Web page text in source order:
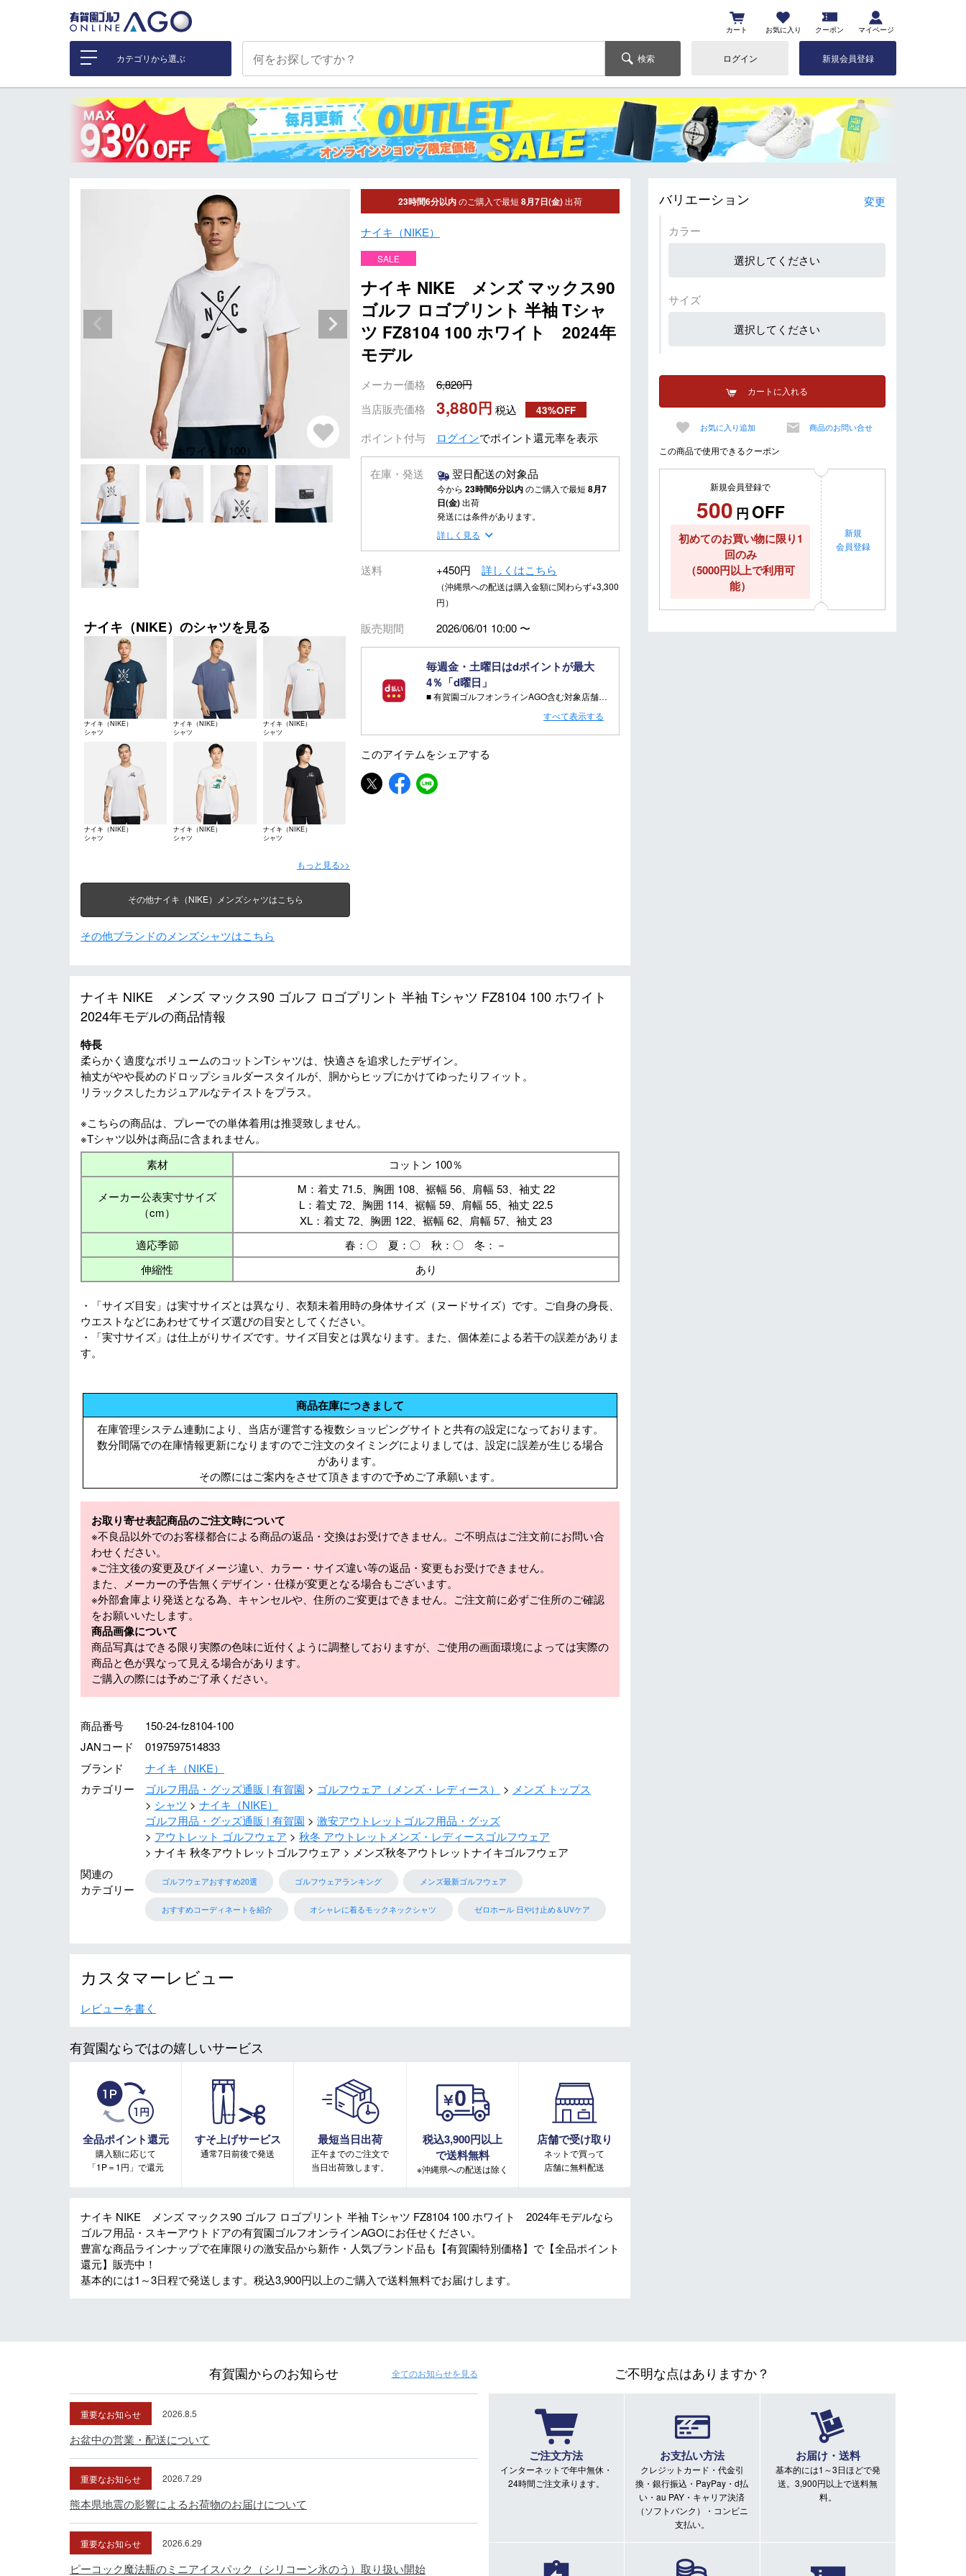
カート お気に入り クーポン マイページ
カテゴリから選ぶ 検索 ログイン 新規会員登録
ホワイト（100）
ナイキ（NIKE）のシャツを見る
ナイキ（NIKE）
シャツ
ナイキ（NIKE）
シャツ
ナイキ（NIKE）
シャツ
ナイキ（NIKE）
シャツ
ナイキ（NIKE）
シャツ
ナイキ（NIKE）
シャツ
もっと見る>>
その他ナイキ（NIKE）メンズシャツはこちら
その他ブランドのメンズシャツはこちら
23時間6分以内のご購入で最短 8月7日(金)出荷
ナイキ（NIKE）
SALE
ナイキ NIKE メンズ マックス90
ゴルフ ロゴプリント 半袖 Tシャ
ツ FZ8104 100 ホワイト 2024年
モデル
メーカー価格
6,820
当店販売価格
3,880 税込 43%OFF
ポイント付与 ログインでポイント還元率を表示
在庫・発送 翌日配送の対象品
今から 23時間6分以内のご購入で最短 8月7
日(金)出荷
発送には条件があります。
詳しく見る
送料 +450円 詳しくはこちら
（沖縄県への配送は購入金額に関わらず+3,300
円）
販売期間 2026/06/01 10:00 〜
毎週金・土曜日はdポイントが最大
4％「d曜日」
■ 有賀園ゴルフオンラインAGO含む対象店舗で金・土曜日にd支払いをすると
■ キャンペーン期間：毎週 金・土曜日 AM 0:00 - PM 23:59
注意事項：
・有賀園ゴルフ実店舗での開催はございません。
すべて表示する
このアイテムをシェアする
ナイキ NIKE メンズ マックス90 ゴルフ ロゴプリント 半袖 Tシャツ FZ8104 100 ホワイト
2024年モデルの商品情報
特長
柔らかく適度なボリュームのコットンTシャツは、快適さを追求したデザイン。
袖丈がやや長めのドロップショルダースタイルが、胴からヒップにかけてゆったりフィット。
リラックスしたカジュアルなテイストをプラス。
※こちらの商品は、プレーでの単体着用は推奨致しません。
※Tシャツ以外は商品に含まれません。
素材
コットン 100％
メーカー公表実寸サイズ
（cm）
M：着丈 71.5、胸囲 108、裾幅 56、肩幅 53、袖丈 22
L：着丈 72、胸囲 114、裾幅 59、肩幅 55、袖丈 22.5
XL：着丈 72、胸囲 122、裾幅 62、肩幅 57、袖丈 23
適応季節
春：〇 夏：〇 秋：〇 冬：－
伸縮性
あり
・「サイズ目安」は実寸サイズとは異なり、衣類未着用時の身体サイズ（ヌードサイズ）です。ご自身の身長、
ウエストなどにあわせてサイズ選びの目安としてください。
・「実寸サイズ」は仕上がりサイズです。サイズ目安とは異なります。また、個体差による若干の誤差がありま
す。
商品在庫につきまして
在庫管理システム連動により、当店が運営する複数ショッピングサイトと共有の設定になっております。
数分間隔での在庫情報更新になりますのでご注文のタイミングによりましては、設定に誤差が生じる場合
があります。
その際にはご案内をさせて頂きますので予めご了承願います。
お取り寄せ表記商品のご注文時について
※不良品以外でのお客様都合による商品の返品・交換はお受けできません。ご不明点はご注文前にお問い合
わせください。
※ご注文後の変更及びイメージ違い、カラー・サイズ違い等の返品・変更もお受けできません。
また、メーカーの予告無くデザイン・仕様が変更となる場合もございます。
※外部倉庫より発送となる為、キャンセルや、住所のご変更はできません。ご注文前に必ずご住所のご確認
をお願いいたします。
商品画像について
商品写真はできる限り実際の色味に近付くように調整しておりますが、ご使用の画面環境によっては実際の
商品と色が異なって見える場合があります。
ご購入の際には予めご了承ください。
商品番号
150-24-fz8104-100
JANコード
0197597514833
ブランド
ナイキ（NIKE）
カテゴリー
ゴルフ用品・グッズ通販 | 有賀園 ゴルフウェア（メンズ・レディース）
メンズ トップス
シャツ
ナイキ（NIKE）
ゴルフ用品・グッズ通販 | 有賀園
激安アウトレットゴルフ用品・グッズ
アウトレット ゴルフウェア
秋冬 アウトレットメンズ・レディースゴルフウェア
ナイキ 秋冬アウトレットゴルフウェア
メンズ秋冬アウトレットナイキゴルフウェア
関連の
カテゴリー
ゴルフウェアおすすめ20選 ゴルフウェアランキング メンズ最新ゴルフウェア
おすすめコーディネートを紹介 オシャレに着るモックネックシャツ ゼロホール 日やけ止め＆UVケア
カスタマーレビュー
レビューを書く
有賀園ならではの嬉しいサービス
全品ポイント還元
購入額に応じて
「1P＝1円」で還元
すそ上げサービス
通常7日前後で発送
最短当日出荷
正午までのご注文で
当日出荷致します。
税込3,900円以上
で送料無料
※沖縄県への配送は除く
店舗で受け取り
ネットで買って
店舗に無料配送
ナイキ NIKE メンズ マックス90 ゴルフ ロゴプリント 半袖 Tシャツ FZ8104 100 ホワイト 2024年モデルなら
ゴルフ用品・スキーアウトドアの有賀園ゴルフオンラインAGOにお任せください。
豊富な商品ラインナップで在庫限りの激安品から新作・人気ブランド品も【有賀園特別価格】で【全品ポイント
還元】販売中！
基本的には1～3日程で発送します。税込3,900円以上のご購入で送料無料でお届けします。
バリエーション
変更
カラー
選択してください
サイズ
選択してください
カートに入れる
お気に入り追加 商品のお問い合せ
この商品で使用できるクーポン
新規会員登録で
500 円 OFF
初めてのお買い物に限り1
回のみ
（5000円以上で利用可
能）
新規
会員登録
有賀園からのお知らせ 全てのお知らせを見る
重要なお知らせ 2026.8.5
お盆中の営業・配送について
重要なお知らせ 2026.7.29
熊本県地震の影響によるお荷物のお届けについて
重要なお知らせ 2026.6.29
ピーコック魔法瓶のミニアイスパック（シリコーン氷のう）取り扱い開始
ご不明な点はありますか？
ご注文方法
インターネットで年中無休・
24時間ご注文承ります。
お支払い方法
クレジットカード・代金引
換・銀行振込・PayPay・d払
い・au PAY・キャリア決済
（ソフトバンク）・コンビニ
支払い。
お届け・送料
基本的には1～3日ほどで発
送。3,900円以上で送料無
料。